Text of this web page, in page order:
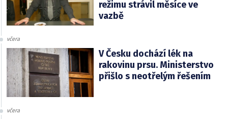
režimu strávil měsíce ve
vazbě
včera
V Česku dochází lék na
rakovinu prsu. Ministerstvo
přišlo s neotřelým řešením
včera